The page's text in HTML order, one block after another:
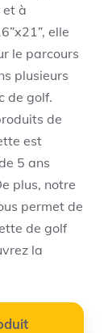
et à
elle
le parcours
plusieurs
de golf.
de
est
5 ans
plus, notre
permet de
de golf
la